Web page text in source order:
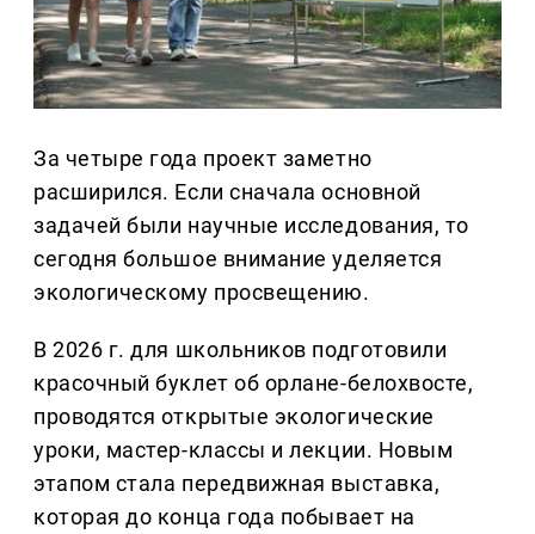
За четыре года проект заметно
расширился. Если сначала основной
задачей были научные исследования, то
сегодня большое внимание уделяется
экологическому просвещению.
В 2026 г. для школьников подготовили
красочный буклет об орлане-белохвосте,
проводятся открытые экологические
уроки, мастер-классы и лекции. Новым
этапом стала передвижная выставка,
которая до конца года побывает на